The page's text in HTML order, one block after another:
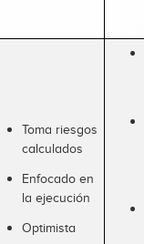
Toma riesgos
calculados
Enfocado en
la ejecución
Optimista